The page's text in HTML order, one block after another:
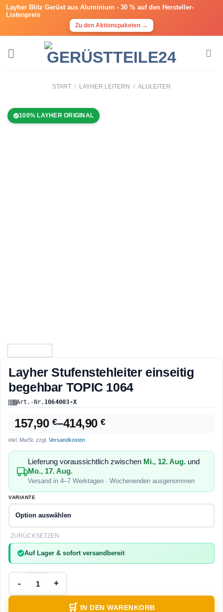
Layher Blitz Gerüst aus Aluminium - 30 % auf den Hersteller-
Listenpreis
Zu den Aktionspaketen →
START / LAYHER LEITERN / ALULEITER
100% LAYHER ORIGINAL
Layher Stufenstehleiter einseitig
begehbar TOPIC 1064
Art.-Nr. 1064003-X
157,90 €–414,90€
inkl. MwSt. zzgl. Versandkosten
Lieferung voraussichtlich zwischen Mi., 12. Aug. und
Mo., 17. Aug.
Versand in 4–7 Werktagen · Wochenenden ausgenommen
VARIANTE
ZURÜCKSETZEN
Auf Lager & sofort versandbereit
IN DEN WARENKORB